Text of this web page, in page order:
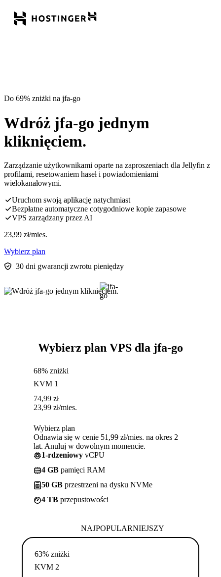
Do 69% zniżki na jfa-go
Wdróż jfa-go jednym
kliknięciem.
Zarządzanie użytkownikami oparte na zaproszeniach dla Jellyfin z
profilami, resetowaniem haseł i powiadomieniami
wielokanałowymi.
Uruchom swoją aplikację natychmiast
Bezpłatne automatyczne cotygodniowe kopie zapasowe
VPS zarządzany przez AI
23,99 zł/mies.
Wybierz plan
30 dni gwarancji zwrotu pieniędzy
Wybierz plan VPS dla jfa-go
68% zniżki
KVM 1
74,99 zł
23,99 zł/mies.
Wybierz plan
Odnawia się w cenie 51,99 zł/mies. na okres 2
lat. Anuluj w dowolnym momencie.
1-rdzeniowy vCPU
4 GB pamięci RAM
50 GB przestrzeni na dysku NVMe
4 TB przepustowości
NAJPOPULARNIEJSZY
63% zniżki
KVM 2